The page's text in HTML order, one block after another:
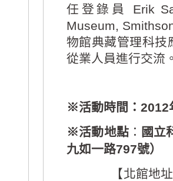
任 登錄員
Erik
Museum,
物館典藏管理科技
從業人員進行交流
※活動時間 ： 2012
※活動地點： 國立
九如一路797號）
【北館地